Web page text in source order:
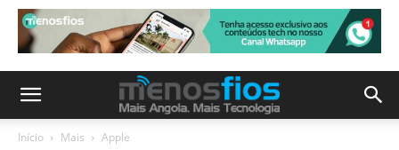
Início Mais Apple